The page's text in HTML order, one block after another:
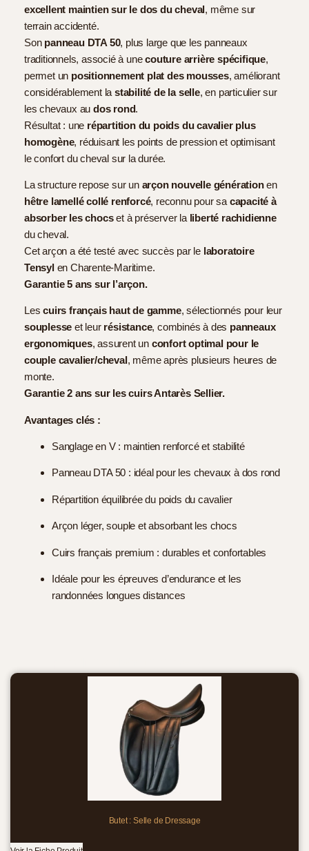
excellent maintien sur le dos du cheval, même sur
terrain accidenté.
Son panneau DTA 50, plus large que les panneaux
traditionnels, associé à unecouture arrière spécifique,
permet un positionnement plat des mousses, améliorant
considérablement lastabilité de la selle, en particulier sur
les chevaux audos rond.
Résultat : une répartition du poids du cavalier plus
homogène, réduisant les points de pression et optimisant
le confort du cheval sur la durée.
La structure repose sur un arçon nouvelle générationen
hêtre lamellé collé renforcé, reconnu pour sa capacité à
absorber les chocset à préserver la liberté rachidienne
du cheval.
Cet arçon a été testé avec succès par le laboratoire
Tensylen Charente-Maritime.
Garantie 5 ans sur l’arçon.
Lescuirs français haut de gamme, sélectionnés pour leur
souplesse et leur résistance, combinés à des panneaux
ergonomiques, assurent un confort optimal pour le
couple cavalier/cheval, même après plusieurs heures de
monte.
Garantie 2 ans sur les cuirs Antarès Sellier.
Avantages clés :
Sanglage en V : maintien renforcé et stabilité
Panneau DTA 50 : idéal pour les chevaux à dos rond
Répartition équilibrée du poids du cavalier
Arçon léger, souple et absorbant les chocs
Cuirs français premium : durables et confortables
Idéale pour les épreuves d’endurance et les
randonnées longues distances
Butet : Selle de Dressage